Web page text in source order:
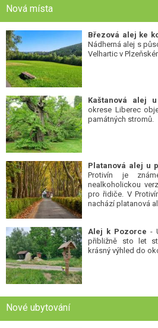
Nová místa
Nádherná alej s
Velhartic v
Kaštanová alej
okrese Liberec
památných stromů.
Platanová alej u
Protivín je
nealkoholickou
pro řidiče. V
nachází platanová
Alej k Pozorce -
přibližně sto let
krásný výhled do
Nové ubytování